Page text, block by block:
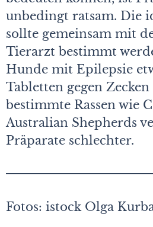
unbedingt ratsam. Die
sollte gemeinsam mit
Tierarzt bestimmt
Hunde mit Epilepsie
Tabletten gegen
bestimmte Rassen wie
Australian Shepherds
Präparate schlechter.
Fotos: istock Olga